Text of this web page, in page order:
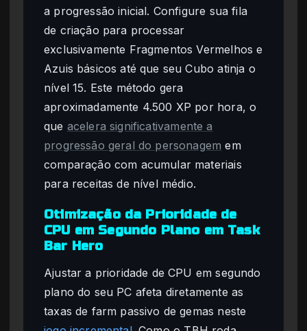
a progressão inicial. Configure sua fila
de criação para processar
exclusivamente Fragmentos Vermelhos e
Azuis básicos até que seu Cubo atinja o
nível 15. Este método gera
aproximadamente 4.500 XP por hora, o
que acelera significativamente a
progressão geral do personagem em
comparação com acumular materiais
para receitas de nível médio.
Otimização da Prioridade de
CPU em Segundo Plano em Task
Bar Hero
Ajustar a prioridade de CPU em segundo
plano do seu PC afeta diretamente as
taxas de farm passivo de gemas neste